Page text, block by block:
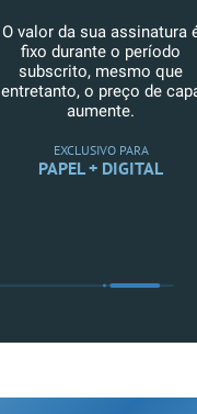
O valor da sua assinatura
fixo durante o período
subscrito, mesmo que
entretanto, o preço de
aumente.
EXCLUSIVO PARA
PAPEL + DIGITAL